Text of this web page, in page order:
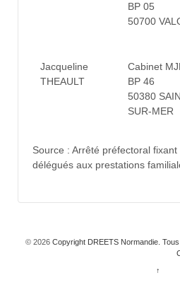
BP 05
50700
Jacqueline
THEAULT
Cabinet
BP 46
50380
SUR-MER
Source : Arrêté préfectoral
délégués aux prestations
© 2026 Copyright DREETS Normandie.
↑